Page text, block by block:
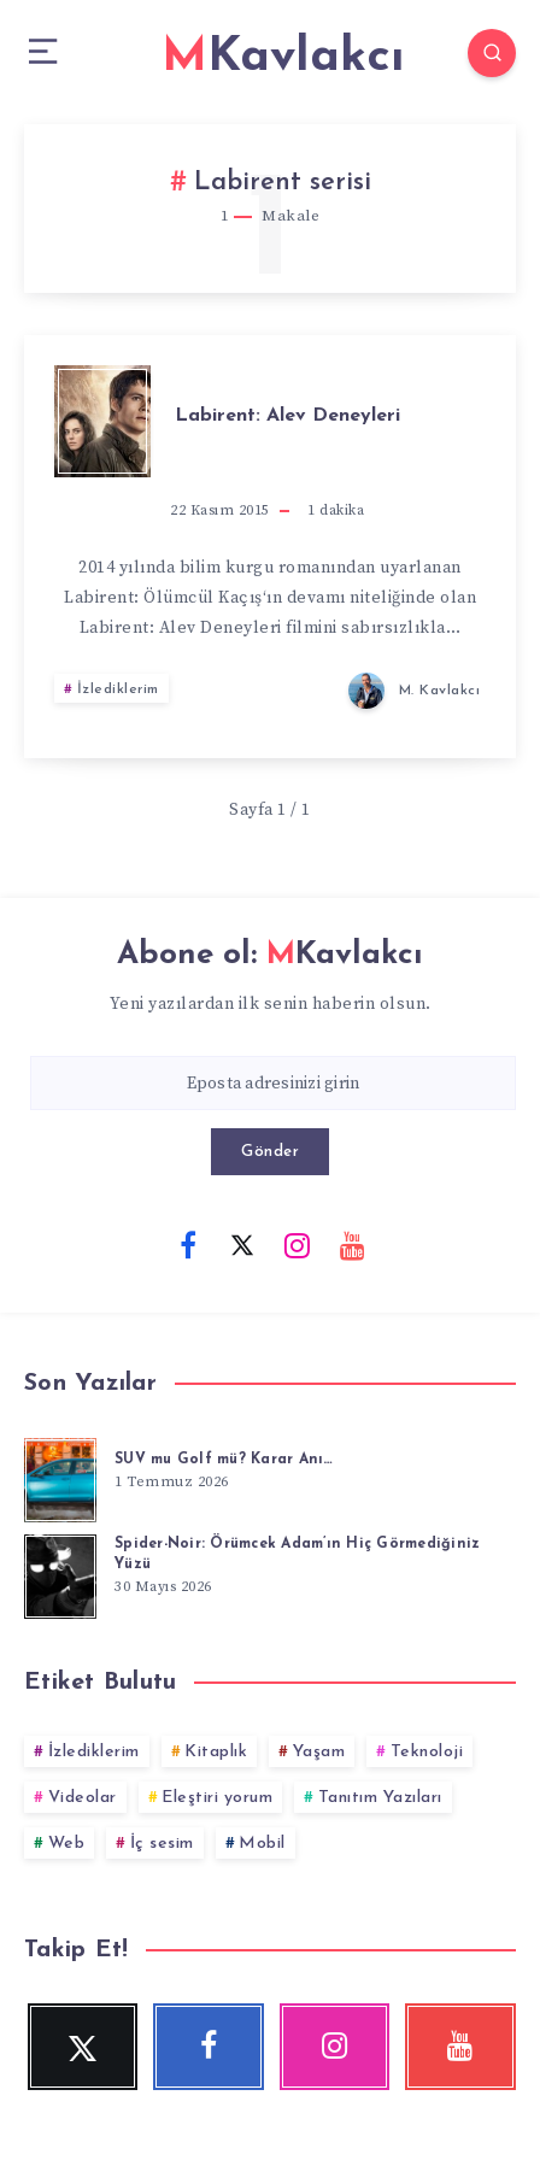
MKavlakcı
Labirent serisi
1 Makale
1
LABIRENT:
ALEV
DENEYLERI
Labirent: Alev Deneyleri
22 Kasım 2015 1 dakika
2014 yılında bilim kurgu romanından uyarlanan
Labirent: Ölümcül Kaçış‘ın devamı niteliğinde olan
Labirent: Alev Deneyleri filmini sabırsızlıkla…
İzlediklerim M. Kavlakcı
Sayfa 1 / 1
Abone ol: MKavlakcı
Yeni yazılardan ilk senin haberin olsun.
Gönder
Son Yazılar
SUV mu Golf mü? Karar Anı…
1 Temmuz 2026
Spider-Noir: Örümcek Adam’ın Hiç Görmediğiniz
Yüzü
30 Mayıs 2026
Etiket Bulutu
İzlediklerim Kitaplık Yaşam Teknoloji
Videolar Eleştiri yorum Tanıtım Yazıları
Web İç sesim Mobil
Takip Et!
Twitter Facebook Instagram
Fotoğraflarımız!
YouTube
Videolara